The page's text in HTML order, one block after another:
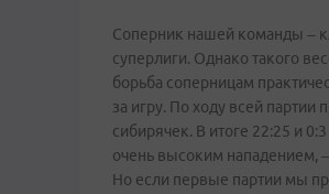
Соперник нашей команды –
суперлиги. Однако такого
борьба соперницам
за игру. По ходу всей
сибирячек. В итоге 22:25 и
очень высоким нападением,
Но если первые партии мы